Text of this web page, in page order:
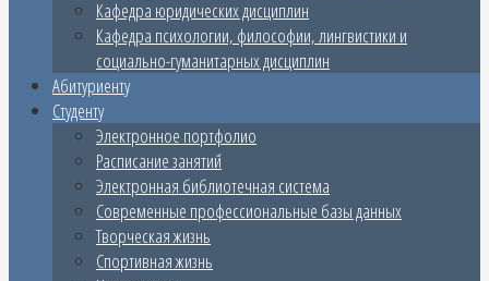
Кафедра юридических дисциплин
Кафедра психологии, философии, лингвистики и
социально-гуманитарных дисциплин
Абитуриенту
Студенту
Электронное портфолио
Расписание занятий
Электронная библиотечная система
Современные профессиональные базы данных
Творческая жизнь
Спортивная жизнь